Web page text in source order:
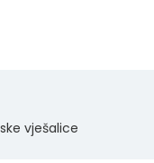
vješalice